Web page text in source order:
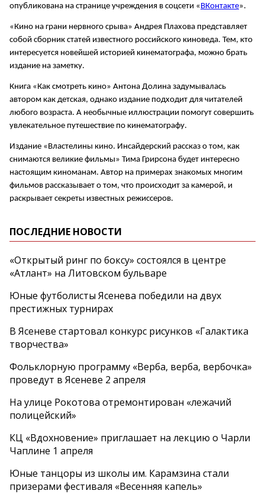
опубликована на странице учреждения в соцсети «ВКонтакте».
«Кино на грани нервного срыва» Андрея Плахова представляет
собой сборник статей известного российского киноведа. Тем, кто
интересуется новейшей историей кинематографа, можно брать
издание на заметку.
Книга «Как смотреть кино» Антона Долина задумывалась
автором как детская, однако издание подходит для читателей
любого возраста. А необычные иллюстрации помогут совершить
увлекательное путешествие по кинематографу.
Издание «Властелины кино. Инсайдерский рассказ о том, как
снимаются великие фильмы» Тима Грирсона будет интересно
настоящим киноманам. Автор на примерах знакомых многим
фильмов рассказывает о том, что происходит за камерой, и
раскрывает секреты известных режиссеров.
ПОСЛЕДНИЕ НОВОСТИ
«Открытый ринг по боксу» состоялся в центре
«Атлант» на Литовском бульваре
Юные футболисты Ясенева победили на двух
престижных турнирах
В Ясеневе стартовал конкурс рисунков «Галактика
творчества»
Фольклорную программу «Верба, верба, вербочка»
проведут в Ясеневе 2 апреля
На улице Рокотова отремонтирован «лежачий
полицейский»
КЦ «Вдохновение» приглашает на лекцию о Чарли
Чаплине 1 апреля
Юные танцоры из школы им. Карамзина стали
призерами фестиваля «Весенняя капель»